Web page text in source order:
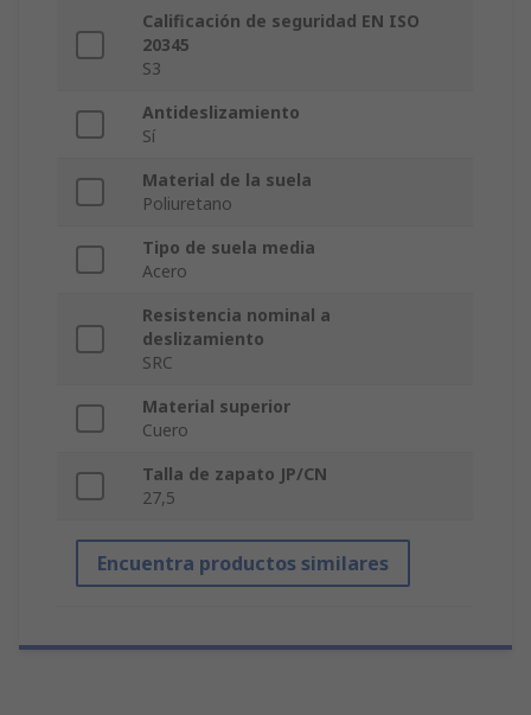
Calificación de seguridad EN ISO
20345
S3
Antideslizamiento
Sí
Material de la suela
Poliuretano
Tipo de suela media
Acero
Resistencia nominal a
deslizamiento
SRC
Material superior
Cuero
Talla de zapato JP/CN
27,5
Encuentra productos similares